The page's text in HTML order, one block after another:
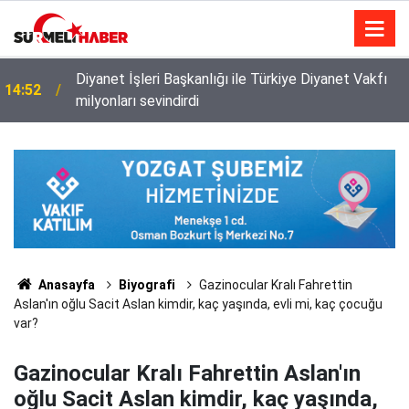
14:52
Diyanet İşleri Başkanlığı ile Türkiye Diyanet Vakfı
milyonları sevindirdi
Anasayfa Biyografi
Gazinocular Kralı Fahrettin
Aslan'ın oğlu Sacit Aslan kimdir, kaç yaşında, evli mi, kaç çocuğu
var?
Gazinocular Kralı Fahrettin Aslan'ın
oğlu Sacit Aslan kimdir, kaç yaşında,